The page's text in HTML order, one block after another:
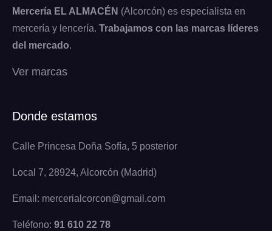
Mercería EL ALMACÉN (Alcorcón) es especialista en
mercería y lencería. Trabajamos con las marcas líderes
del mercado.
Ver marcas
Donde estamos
Calle Princesa Doña Sofía, 5 posterior
Local 7, 28924, Alcorcón (Madrid)
Email: mercerialcorcon@gmail.com
Teléfono: 91 610 22 78